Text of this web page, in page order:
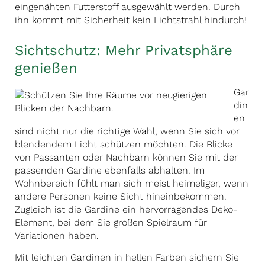
eingenähten Futterstoff ausgewählt werden. Durch
ihn kommt mit Sicherheit kein Lichtstrahl hindurch!
Sichtschutz: Mehr Privatsphäre
genießen
Gar
din
en
sind nicht nur die richtige Wahl, wenn Sie sich vor
blendendem Licht schützen möchten. Die Blicke
von Passanten oder Nachbarn können Sie mit der
passenden Gardine ebenfalls abhalten. Im
Wohnbereich fühlt man sich meist heimeliger, wenn
andere Personen keine Sicht hineinbekommen.
Zugleich ist die Gardine ein hervorragendes Deko-
Element, bei dem Sie großen Spielraum für
Variationen haben.
Mit leichten Gardinen in hellen Farben sichern Sie